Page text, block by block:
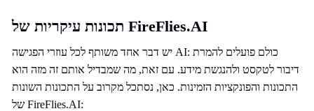
תכונות עיקריות של FireFlies.AI
יש דבר אחד משותף לכל עוזרי הפגישה AI: כולם פועלים להמרת
דיבור לטקסט ולהנגשת מידע. עם זאת, מה שמבדיל אותם זה מזה הוא
התכונות והפונקציות הזמינות. כאן, נסתכל מקרוב על התכונות השונות
של FireFlies.AI: